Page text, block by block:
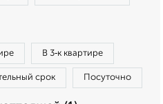
В 3‑к квартире
срок Посуточно